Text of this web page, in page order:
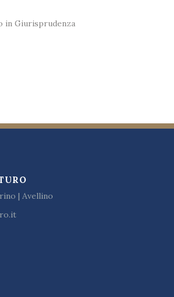
in Giurisprudenza
| Avellino